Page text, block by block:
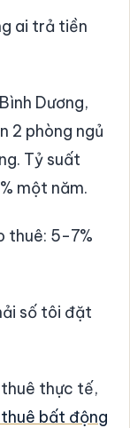
ai trả tiền
Dương,
2 phòng ngủ
Tỷ suất
một năm.
thuê: 5-7%
số tôi đặt
thực tế,
bất động